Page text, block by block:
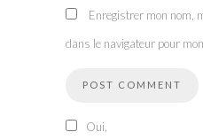
Enregistrer mon nom,
dans le navigateur pour
Oui,